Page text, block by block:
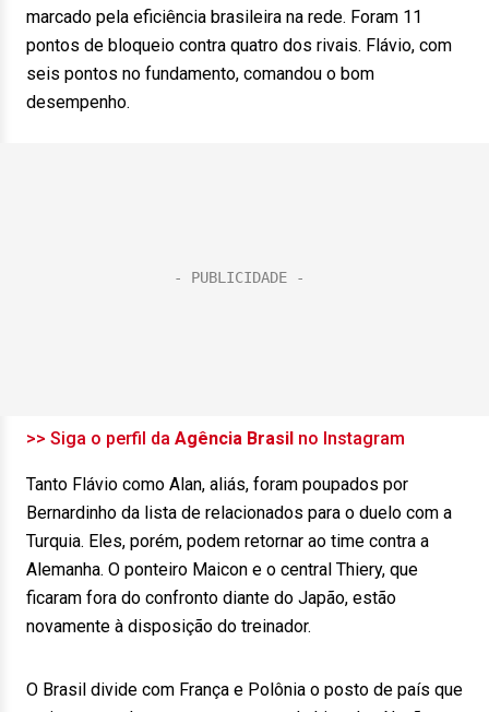
marcado pela eficiência brasileira na rede. Foram 11
pontos de bloqueio contra quatro dos rivais. Flávio, com
seis pontos no fundamento, comandou o bom
desempenho.
>> Siga o perfil da Agência Brasil no Instagram
Tanto Flávio como Alan, aliás, foram poupados por
Bernardinho da lista de relacionados para o duelo com a
Turquia. Eles, porém, podem retornar ao time contra a
Alemanha. O ponteiro Maicon e o central Thiery, que
ficaram fora do confronto diante do Japão, estão
novamente à disposição do treinador.
O Brasil divide com França e Polônia o posto de país que